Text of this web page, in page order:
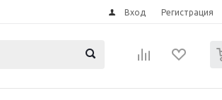
Вход Регистрация